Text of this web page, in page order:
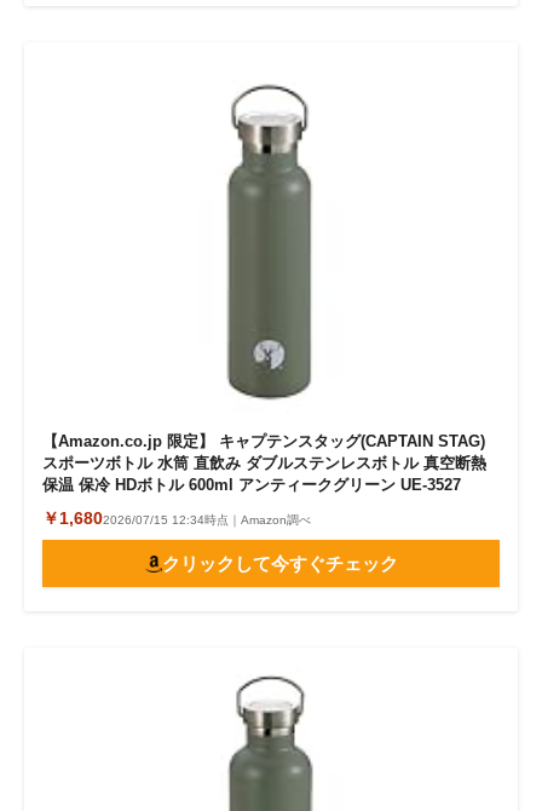
【Amazon.co.jp 限定】 キャプテンスタッグ(CAPTAIN STAG)
スポーツボトル 水筒 直飲み ダブルステンレスボトル 真空断熱
保温 保冷 HDボトル 600ml アンティークグリーン UE-3527
￥1,6802026/07/15 12:34時点｜Amazon調べ
クリックして今すぐチェック